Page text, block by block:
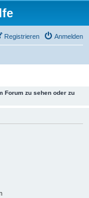
Anmelden
Registrieren
Forum zu sehen oder zu